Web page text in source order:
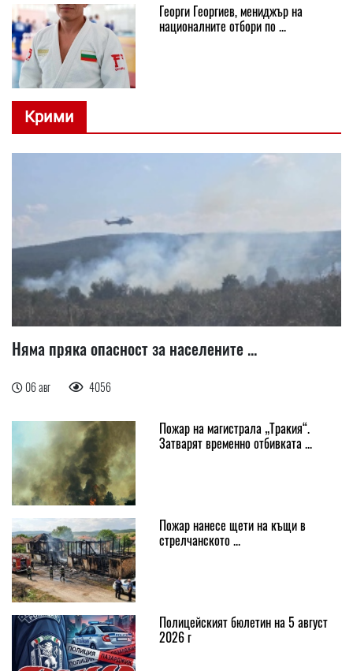
Георги Георгиев, мениджър на
националните отбори по ...
Крими
Няма пряка опасност за населените ...
06 авг 4056
Пожар на магистрала „Тракия“.
Затварят временно отбивката ...
Пожар нанесе щети на къщи в
стрелчанското ...
Полицейският бюлетин на 5 август
2026 г